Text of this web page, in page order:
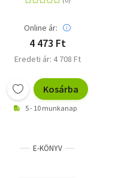
Adaptation)
Online ár:
4 473 Ft
Eredeti ár: 4 708 Ft
Kosárba
5 - 10 munkanap
E-KÖNYV